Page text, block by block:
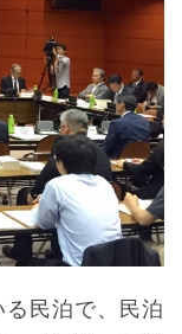
民泊で、民泊